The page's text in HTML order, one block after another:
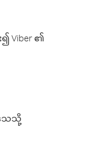
Viber ၏
သသို့